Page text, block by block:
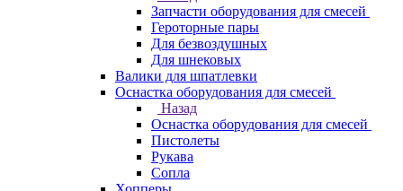
Запчасти оборудования для смесей
Героторные пары
Для безвоздушных
Для шнековых
Валики для шпатлевки
Оснастка оборудования для смесей
Назад
Оснастка оборудования для смесей
Пистолеты
Рукава
Сопла